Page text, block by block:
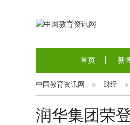
首页 新
中国教育资讯网 财经
润华集团荣